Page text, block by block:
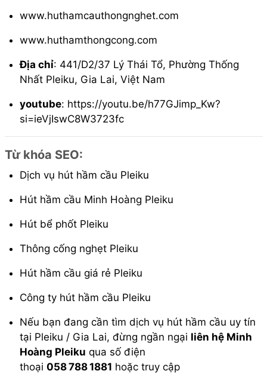
www.huthamcauthongnghet.com
www.huthamthongcong.com
Địa chỉ: 441/D2/37 Lý Thái Tổ, Phường Thống
Nhất Pleiku, Gia Lai, Việt Nam
youtube: https://youtu.be/h77GJimp_Kw?
si=ieVjIswC8W3723fc
Từ khóa SEO:
Dịch vụ hút hầm cầu Pleiku
Hút hầm cầu Minh Hoàng Pleiku
Hút bể phốt Pleiku
Thông cống nghẹt Pleiku
Hút hầm cầu giá rẻ Pleiku
Công ty hút hầm cầu Pleiku
Nếu bạn đang cần tìm dịch vụ hút hầm cầu uy tín
tại Pleiku / Gia Lai, đừng ngần ngại liên hệ Minh
Hoàng Pleiku qua số điện
thoại 058 788 1881 hoặc truy cập